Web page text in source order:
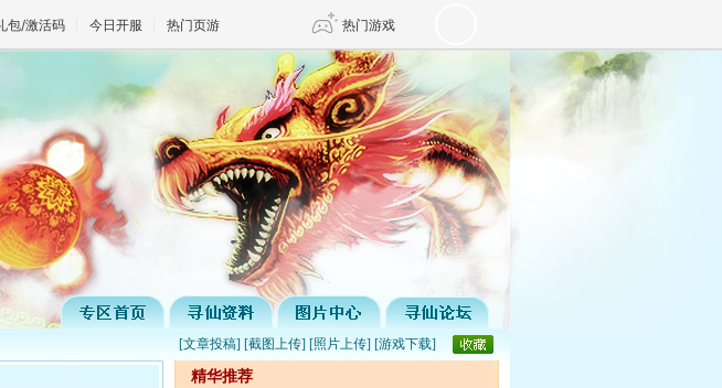
包/激活码 今日开服 热门页游 热门游戏
魔兽 DNF 传奇4
天堂 剑网3旗舰版 新天龙八部
王权与自由 诛仙世界
[文章投稿] [截图上传] [照片上传] [游戏下载]
精华推荐